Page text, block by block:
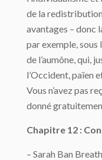
de la
avantages – donc
par exemple,
de l’aumône, qui,
l’Occident, païen
Vous n’avez pas
donné
Chapitre 12 :
– Sarah Ban